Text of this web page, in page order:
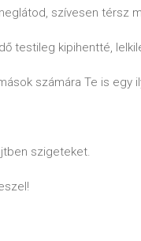
szívesen térsz
testileg kipihentté,
számára Te is egy
szigeteket.